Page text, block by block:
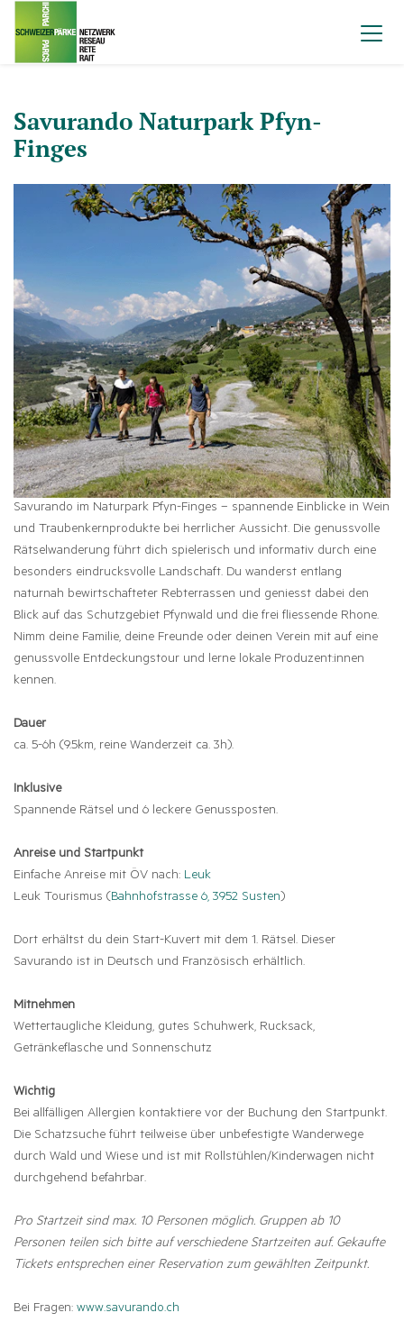
Savurando Naturpark Pfyn-
Finges
Savurando im Naturpark Pfyn-Finges – spannende Einblicke in Wein
und Traubenkernprodukte bei herrlicher Aussicht. Die genussvolle
Rätselwanderung führt dich spielerisch und informativ durch eine
besonders eindrucksvolle Landschaft. Du wanderst entlang
naturnah bewirtschafteter Rebterrassen und geniesst dabei den
Blick auf das Schutzgebiet Pfynwald und die frei fliessende Rhone.
Nimm deine Familie, deine Freunde oder deinen Verein mit auf eine
genussvolle Entdeckungstour und lerne lokale Produzent:innen
kennen.
Dauer
ca. 5-6h (9.5km, reine Wanderzeit ca. 3h).
Inklusive
Spannende Rätsel und 6 leckere Genussposten.
Anreise und Startpunkt
Einfache Anreise mit ÖV nach: Leuk
Leuk Tourismus (Bahnhofstrasse 6, 3952 Susten)
Dort erhältst du dein Start-Kuvert mit dem 1. Rätsel. Dieser
Savurando ist in Deutsch und Französisch erhältlich.
Mitnehmen
Wettertaugliche Kleidung, gutes Schuhwerk, Rucksack,
Getränkeflasche und Sonnenschutz
Wichtig
Bei allfälligen Allergien kontaktiere vor der Buchung den Startpunkt.
Die Schatzsuche führt teilweise über unbefestigte Wanderwege
durch Wald und Wiese und ist mit Rollstühlen/Kinderwagen nicht
durchgehend befahrbar.
Pro Startzeit sind max. 10 Personen möglich. Gruppen ab 10
Personen teilen sich bitte auf verschiedene Startzeiten auf. Gekaufte
Tickets entsprechen einer Reservation zum gewählten Zeitpunkt.
Bei Fragen: www.savurando.ch